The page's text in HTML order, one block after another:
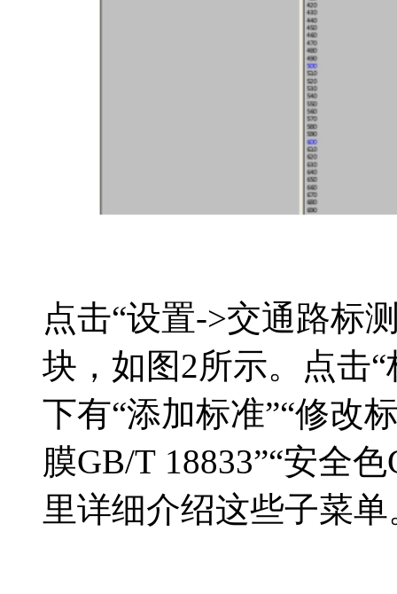
点击“设置->交通路标
块，如图2所示。点击
下有“添加标准”“修改
膜GB/T 18833”“安全
里详细介绍这些子菜单